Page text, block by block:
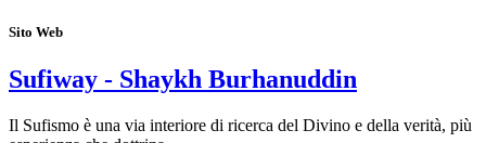
Sito Web
Sufiway - Shaykh Burhanuddin
Il Sufismo è una via interiore di ricerca del Divino e della verità, più